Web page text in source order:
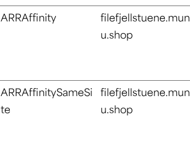
ARRAffinity
filefjellstuene.mun
u.shop
ARRAffinitySameSi
te
filefjellstuene.mun
u.shop